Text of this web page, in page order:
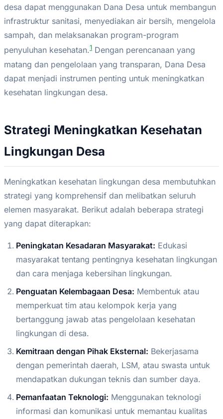
desa dapat menggunakan Dana Desa untuk membangun
infrastruktur sanitasi, menyediakan air bersih, mengelola
sampah, dan melaksanakan program-program
penyuluhan kesehatan.1 Dengan perencanaan yang
matang dan pengelolaan yang transparan, Dana Desa
dapat menjadi instrumen penting untuk meningkatkan
kesehatan lingkungan desa.
Strategi Meningkatkan Kesehatan
Lingkungan Desa
Meningkatkan kesehatan lingkungan desa membutuhkan
strategi yang komprehensif dan melibatkan seluruh
elemen masyarakat. Berikut adalah beberapa strategi
yang dapat diterapkan:
Peningkatan Kesadaran Masyarakat: Edukasi
masyarakat tentang pentingnya kesehatan lingkungan
dan cara menjaga kebersihan lingkungan.
Penguatan Kelembagaan Desa: Membentuk atau
memperkuat tim atau kelompok kerja yang
bertanggung jawab atas pengelolaan kesehatan
lingkungan di desa.
Kemitraan dengan Pihak Eksternal: Bekerjasama
dengan pemerintah daerah, LSM, atau swasta untuk
mendapatkan dukungan teknis dan sumber daya.
Pemanfaatan Teknologi: Menggunakan teknologi
informasi dan komunikasi untuk memantau kualitas